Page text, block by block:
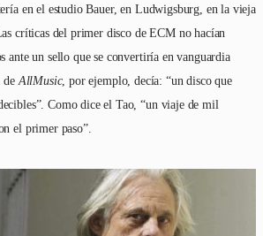
en el estudio Bauer, en Ludwigsburg, en la vieja
críticas del primer disco de ECM no hacían
ante un sello que se convertiría en vanguardia
de AllMusic, por ejemplo, decía: “un disco que
Como dice el Tao, “un viaje de mil
el primer paso”.